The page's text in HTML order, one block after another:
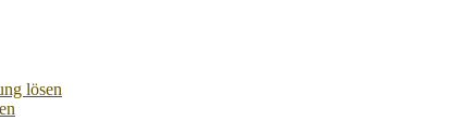
lösen